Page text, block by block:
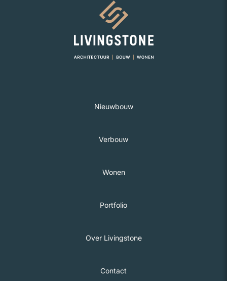
Naar homepage
Nieuwbouw
Verbouw
Wonen
Portfolio
Over Livingstone
Contact